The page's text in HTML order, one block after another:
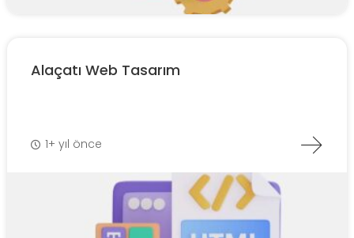
Alaçatı Web Tasarım
1+ yıl önce